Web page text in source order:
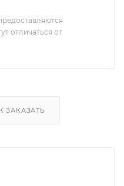
отличаться от
ЗАКАЗАТЬ